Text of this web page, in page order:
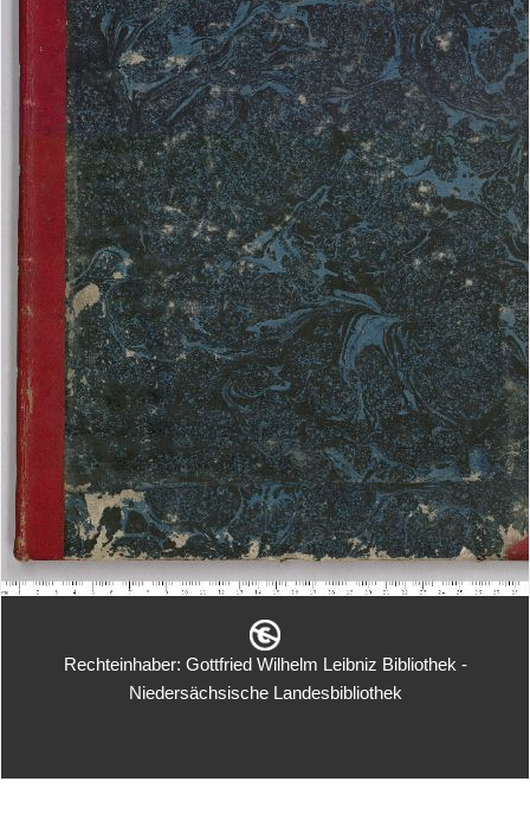
Rechteinhaber: Gottfried Wilhelm Leibniz Bibliothek -
Niedersächsische Landesbibliothek